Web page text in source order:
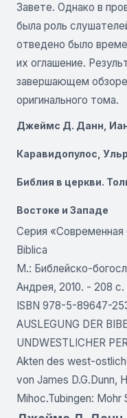
Завете. Однако в
была роль
отведено было
их оглашение.
завершающем обзоре
оригинального тома.
Джеймс Д. Данн,
Каравидопулос,
Библия в церкви.
Востоке и Западе
Серия «Современная
Biblica
Μ.: Библейско-
Андрея, 2010. - 208 с.
ISBN 978-5-89647-
AUSLEGUNG DER
UNDWESTLICHER
Akten des west-
von James D.G.Dunn,
Mihoc.Tubingen: Mohr